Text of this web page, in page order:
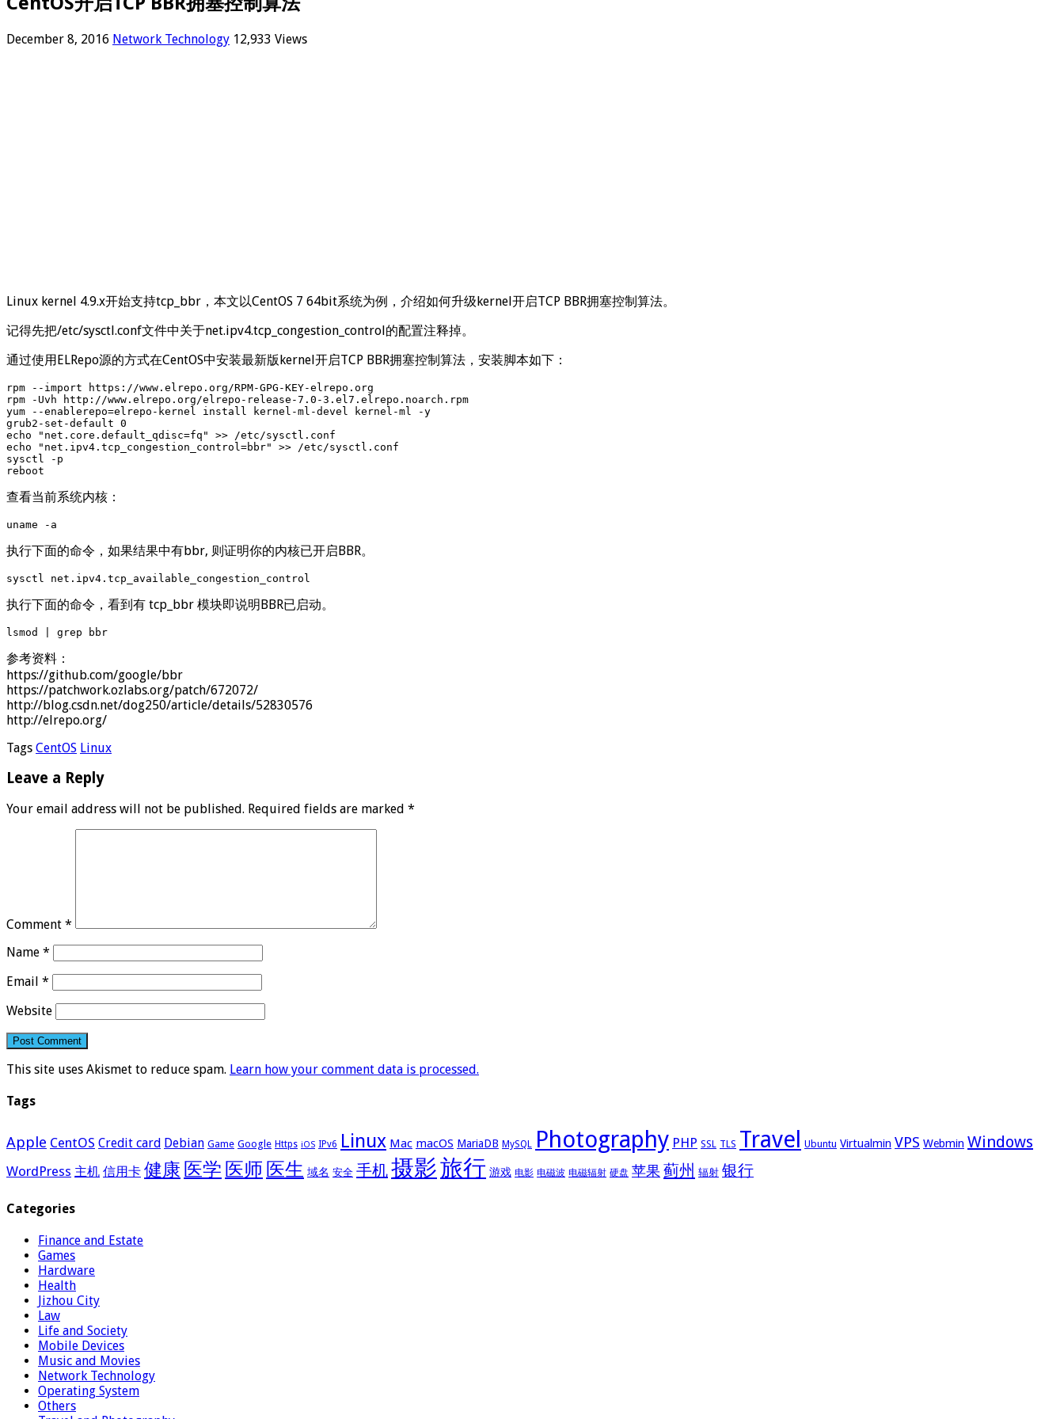
December 8, 2016 Network Technology 12,933 Views
Linux kernel 4.9.x开始支持tcp_bbr，本文以CentOS 7 64bit系统为例，介绍如何升级kernel开启TCP BBR拥塞控制算法。
记得先把/etc/sysctl.conf文件中关于net.ipv4.tcp_congestion_control的配置注释掉。
通过使用ELRepo源的方式在CentOS中安装最新版kernel开启TCP BBR拥塞控制算法，安装脚本如下：
rpm --import https://www.elrepo.org/RPM-GPG-KEY-elrepo.org
rpm -Uvh http://www.elrepo.org/elrepo-release-7.0-3.el7.elrepo.noarch.rpm
yum --enablerepo=elrepo-kernel install kernel-ml-devel kernel-ml -y
grub2-set-default 0
echo "net.core.default_qdisc=fq" >> /etc/sysctl.conf
echo "net.ipv4.tcp_congestion_control=bbr" >> /etc/sysctl.conf
sysctl -p
reboot
查看当前系统内核：
uname -a
执行下面的命令，如果结果中有bbr, 则证明你的内核已开启BBR。
sysctl net.ipv4.tcp_available_congestion_control
执行下面的命令，看到有 tcp_bbr 模块即说明BBR已启动。
lsmod | grep bbr
参考资料：
https://github.com/google/bbr
https://patchwork.ozlabs.org/patch/672072/
http://blog.csdn.net/dog250/article/details/52830576
http://elrepo.org/
Tags CentOS Linux
Leave a Reply
Your email address will not be published. Required fields are marked *
Comment *
Name *
Email *
Website
This site uses Akismet to reduce spam. Learn how your comment data is processed.
Tags
Apple CentOS Credit card Debian Game Google Https iOS IPv6 Linux Mac macOS MariaDB MySQL Photography PHP SSL TLS Travel Ubuntu Virtualmin VPS Webmin Windows
WordPress 主机 信用卡 健康 医学 医师 医生 域名 安全 手机摄影旅行 游戏 电影 电磁波 电磁辐射 硬盘 苹果 蓟州 辐射 银行
Categories
Finance and Estate
Games
Hardware
Health
Jizhou City
Law
Life and Society
Mobile Devices
Music and Movies
Network Technology
Operating System
Others